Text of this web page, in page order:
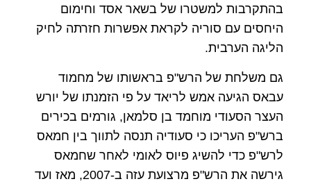
בהתקרבות למשטרו של בשאר אסד וחימום
היחסים עם סוריה לקראת אפשרות חזרתה לחיק
הליגה הערבית.
גם משלחת של הרש"פ בראשותו של מחמוד
עבאס הגיעה אמש לריאד על פי הזמנתו של יורש
העצר הסעודי מוחמד בן סלמאן, גורמים בכירים
ברש"פ העריכו כי סעודיה תנסה לתווך בין חמאס
לרש"פ כדי להשיג פיוס לאומי לאחר שחמאס
גירשה את הרש"פ מרצועת עזה ב-2007, מאז ועד